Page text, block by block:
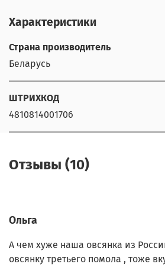
Характеристики
Страна производитель
Беларусь
ШТРИХКОД
4810814001706
Отзывы (10)
Ольга
А чем хуже наша овсянка из
овсянку третьего помола , тоже